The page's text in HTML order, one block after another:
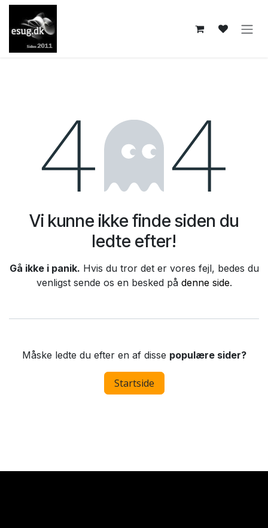
Skip to Content
Fejl 404
Vi kunne ikke finde siden du
ledte efter!
Gå ikke i panik. Hvis du tror det er vores fejl, bedes du
venligst sende os en besked på denne side.
Måske ledte du efter en af disse populære sider?
Startside